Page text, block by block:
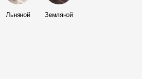
Льняной Земляной